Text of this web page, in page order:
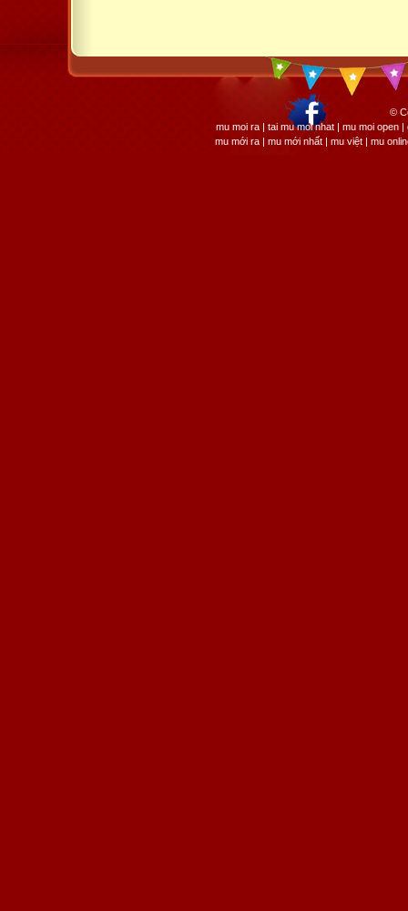
©
mu moi ra | tai mu moi nhat | mu moi open
mu mới ra | mu mới nhất | mu việt | mu